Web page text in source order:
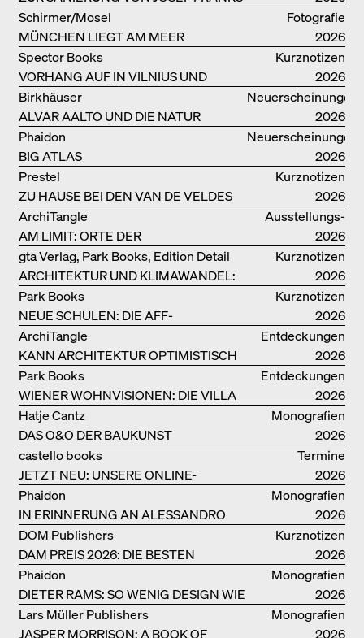
VILLA BEER
Fotografie
MÜNCHEN LIEGT AM MEER
Schirmer/Mosel
2026
Kurznotizen
VORHANG AUF IN VILNIUS UND
MINSK!
Spector Books
2026
Neuerscheinungen
ALVAR AALTO UND DIE NATUR
Birkhäuser
2026
Neuerscheinungen
BIG ATLAS
Phaidon
2026
Kurznotizen
ZU HAUSE BEI DEN VAN DE VELDES
Prestel
2026
Ausstellungs­
kataloge
AM LIMIT: ORTE DER
LEBENSMITTELPRODUKTION
ArchiTangle
2026
Kurznotizen
ARCHITEKTUR UND KLIMAWANDEL:
WEITERE BUCHEMPFEHLUNGEN
gta Verlag, Park Books, Edition Detail
2026
Kurznotizen
NEUE SCHULEN: DIE AFF-
MONOGRAFIE
Park Books
2026
Entdeckungen
KANN ARCHITEKTUR OPTIMISTISCH
SEIN?
ArchiTangle
2026
Entdeckungen
WIENER WOHNVISIONEN: DIE VILLA
REZEK
Park Books
2026
Monografien
DAS O&O DER BAUKUNST
Hatje Cantz
2026
Termine
JETZT NEU: UNSERE ONLINE-
BUCHHANDLUNG
castello books
2026
Monografien
IN ERINNERUNG AN ALESSANDRO
MENDINI
Phaidon
2026
Kurznotizen
DAM PREIS 2026: DIE BESTEN
BAUTEN IN/AUS DEUTSCHLAND
DOM Publishers
2026
Monografien
DIETER RAMS: SO WENIG DESIGN WIE
MÖGLICH
Phaidon
2026
Monografien
JASPER MORRISON: A BOOK OF
Lars Müller Publishers
2026